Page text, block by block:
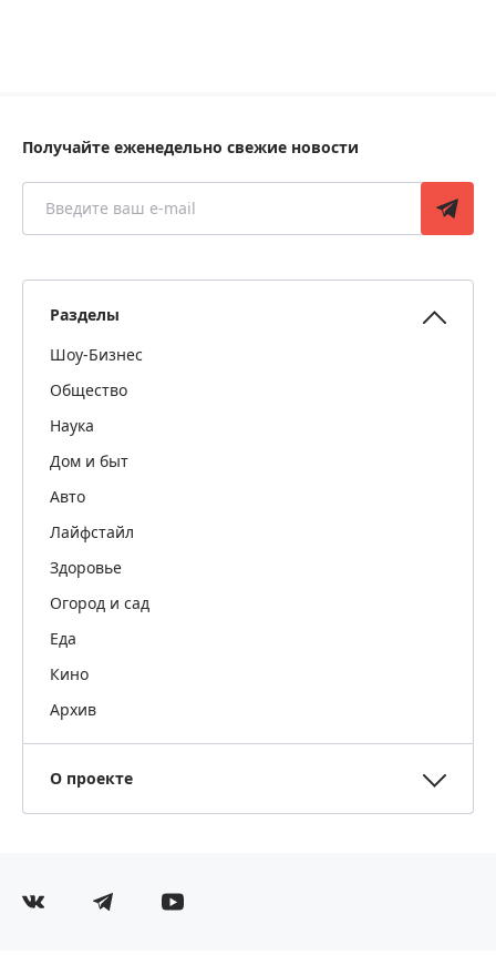
Получайте еженедельно свежие новости
Разделы
Шоу-Бизнес
Общество
Наука
Дом и быт
Авто
Лайфстайл
Здоровье
Огород и сад
Еда
Кино
Архив
О проекте